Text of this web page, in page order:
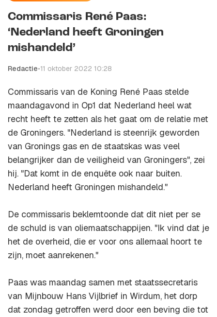
Commissaris René Paas:
‘Nederland heeft Groningen
mishandeld’
Redactie•11 oktober 2022 10:28
Commissaris van de Koning René Paas stelde
maandagavond in Op1 dat Nederland heel wat
recht heeft te zetten als het gaat om de relatie met
de Groningers. "Nederland is steenrijk geworden
van Gronings gas en de staatskas was veel
belangrijker dan de veiligheid van Groningers", zei
hij. "Dat komt in de enquête ook naar buiten.
Nederland heeft Groningen mishandeld."
De commissaris beklemtoonde dat dit niet per se
de schuld is van oliemaatschappijen. "Ik vind dat je
het de overheid, die er voor ons allemaal hoort te
zijn, moet aanrekenen."
Paas was maandag samen met staatssecretaris
van Mijnbouw Hans Vijlbrief in Wirdum, het dorp
dat zondag getroffen werd door een beving die tot